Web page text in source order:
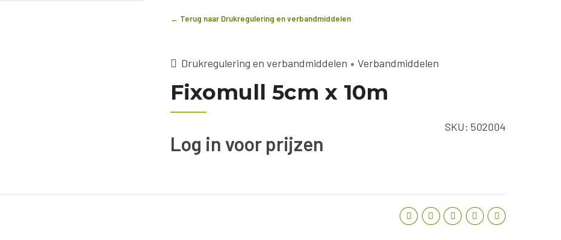
← Terug naar Drukregulering en verbandmiddelen
Drukregulering en verbandmiddelen Verbandmiddelen
Fixomull 5cm x 10m
SKU: 502004
Log in voor prijzen